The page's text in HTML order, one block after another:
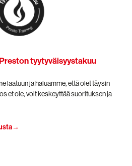
tyytyväisyystakuu
laatuun ja haluamme, että olet täysin
et ole, voit keskeyttää suorituksen ja